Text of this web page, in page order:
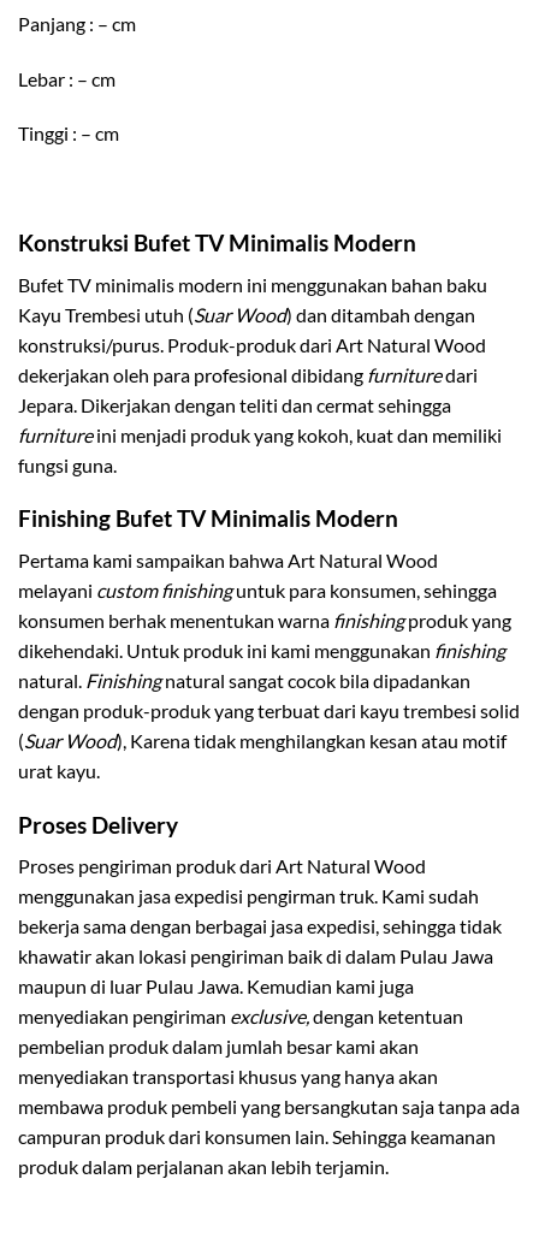
Panjang : – cm
Lebar : – cm
Tinggi : – cm
Konstruksi Bufet TV Minimalis Modern
Bufet TV minimalis modern ini menggunakan bahan baku
Kayu Trembesi utuh (Suar Wood) dan ditambah dengan
konstruksi/purus. Produk-produk dari Art Natural Wood
dekerjakan oleh para profesional dibidang furnituredari
Jepara. Dikerjakan dengan teliti dan cermat sehingga
furnitureini menjadi produk yang kokoh, kuat dan memiliki
fungsi guna.
Finishing Bufet TV Minimalis Modern
Pertama kami sampaikan bahwa Art Natural Wood
melayani custom finishinguntuk para konsumen, sehingga
konsumen berhak menentukan warna finishingproduk yang
dikehendaki. Untuk produk ini kami menggunakan finishing
natural. Finishingnatural sangat cocok bila dipadankan
dengan produk-produk yang terbuat dari kayu trembesi solid
(SuarWood), Karena tidak menghilangkan kesan atau motif
urat kayu.
Proses Delivery
Proses pengiriman produk dari Art Natural Wood
menggunakan jasa expedisi pengirman truk. Kami sudah
bekerja sama dengan berbagai jasa expedisi, sehingga tidak
khawatir akan lokasi pengiriman baik di dalam Pulau Jawa
maupun di luar Pulau Jawa. Kemudian kami juga
menyediakan pengiriman exclusive,dengan ketentuan
pembelian produk dalam jumlah besar kami akan
menyediakan transportasi khusus yang hanya akan
membawa produk pembeli yang bersangkutan saja tanpa ada
campuran produk dari konsumen lain. Sehingga keamanan
produk dalam perjalanan akan lebih terjamin.